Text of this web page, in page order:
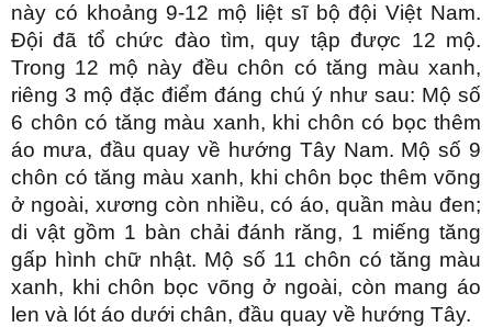
này có khoảng 9-12 mộ liệt sĩ bộ đội Việt Nam.
Đội đã tổ chức đào tìm, quy tập được 12 mộ.
Trong 12 mộ này đều chôn có tăng màu xanh,
riêng 3 mộ đặc điểm đáng chú ý như sau: Mộ số
6 chôn có tăng màu xanh, khi chôn có bọc thêm
áo mưa, đầu quay về hướng Tây Nam. Mộ số 9
chôn có tăng màu xanh, khi chôn bọc thêm võng
ở ngoài, xương còn nhiều, có áo, quần màu đen;
di vật gồm 1 bàn chải đánh răng, 1 miếng tăng
gấp hình chữ nhật. Mộ số 11 chôn có tăng màu
xanh, khi chôn bọc võng ở ngoài, còn mang áo
len và lót áo dưới chân, đầu quay về hướng Tây.